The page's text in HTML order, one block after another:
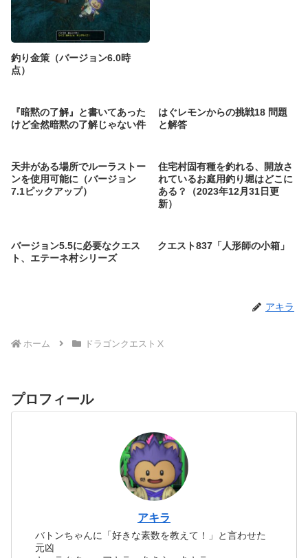
釣り金策（バージョン6.0時
点）
『暗黙の了解』と書いてあった
けど全然暗黙の了解じゃない件
はぐレモンからの挑戦18 問題
と解答
天井がある場所でルーラストー
ンを使用可能に（バージョン
7.1ピックアップ）
住宅村固有種を釣れる、開放さ
れているお庭用釣り堀はどこに
ある？（2023年12月31日更
新）
バージョン5.5に必要なクエス
ト、エテーネ村シリーズ
クエスト837「人形師の小箱」
アキラ
ホーム ドラゴンクエストⅩ
プロフィール
アキラ
バトンちゃんに「好きな素数を教えて！」と言わせた
元凶